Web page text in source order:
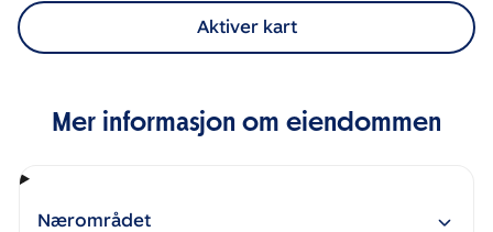
Aktiver kart
Mer informasjon om eiendommen
Nærområdet